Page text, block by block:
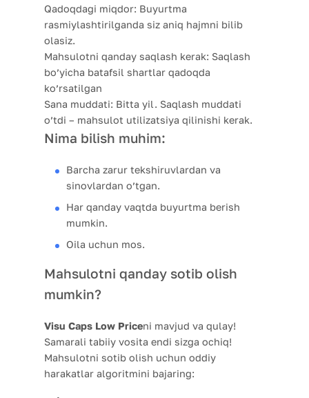
Qadoqdagi miqdor: Buyurtma
rasmiylashtirilganda siz aniq hajmni bilib
olasiz.
Mahsulotni qanday saqlash kerak: Saqlash
bo’yicha batafsil shartlar qadoqda
ko’rsatilgan
Sana muddati: Bitta yil. Saqlash muddati
o’tdi – mahsulot utilizatsiya qilinishi kerak.
Nima bilish muhim:
Barcha zarur tekshiruvlardan va
sinovlardan o’tgan.
Har qanday vaqtda buyurtma berish
mumkin.
Oila uchun mos.
Mahsulotni qanday sotib olish
mumkin?
Visu Caps Low Priceni mavjud va qulay!
Samarali tabiiy vosita endi sizga ochiq!
Mahsulotni sotib olish uchun oddiy
harakatlar algoritmini bajaring: